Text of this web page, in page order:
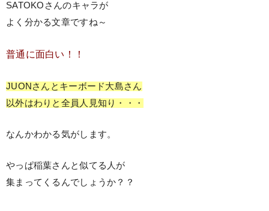
SATOKOさんのキャラが
よく分かる文章ですね～
普通に面白い！！
JUONさんとキーボード大島さん
以外はわりと全員人見知り・・・
なんかわかる気がします。
やっぱ稲葉さんと似てる人が
集まってくるんでしょうか？？